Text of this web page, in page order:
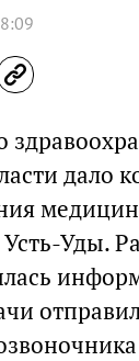
дало
Уды.